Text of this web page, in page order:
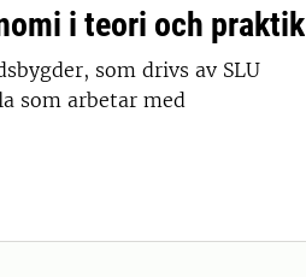
i teori och praktik
som drivs av SLU
som arbetar med